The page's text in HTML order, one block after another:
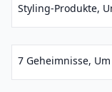
Styling-Produkte,
7 Geheimnisse,